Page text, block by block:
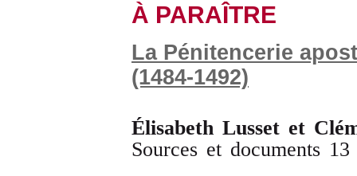
À PARAÎTRE
La Pénitencerie
(1484-1492)
Élisabeth Lusset et
Sources et documents 13